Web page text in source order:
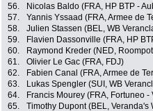
56.
Nicolas Baldo (FRA, HP BTP -
57.
Yannis Yssaad (FRA, Armee de
58.
Julien Stassen (BEL, WB
59.
Flavien Dassonville (FRA, HP
60.
Raymond Kreder (NED,
61.
Olivier Le Gac (FRA, FDJ)
62.
Fabien Canal (FRA, Armee de
63.
Lukas Spengler (SUI, WB
64.
Francis Mourey (FRA, Fortuneo -
65.
Timothy Dupont (BEL, Veranda's